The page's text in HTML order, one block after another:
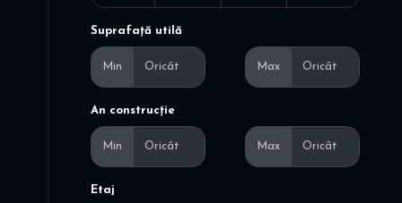
Suprafață utilă
Min Max
An construcție
Min Max
Etaj